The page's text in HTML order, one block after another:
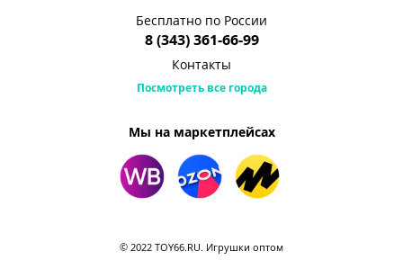
Бесплатно по России
8 (343) 361-66-99
Контакты
Посмотреть все города
Мы на маркетплейсах
© 2022 TOY66.RU. Игрушки оптом